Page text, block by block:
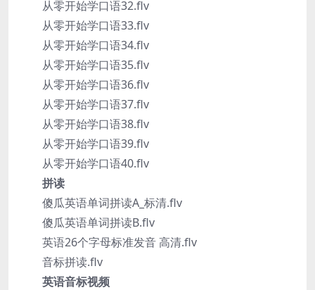
从零开始学口语32.flv
从零开始学口语33.flv
从零开始学口语34.flv
从零开始学口语35.flv
从零开始学口语36.flv
从零开始学口语37.flv
从零开始学口语38.flv
从零开始学口语39.flv
从零开始学口语40.flv
拼读
傻瓜英语单词拼读A_标清.flv
傻瓜英语单词拼读B.flv
英语26个字母标准发音 高清.flv
音标拼读.flv
英语音标视频